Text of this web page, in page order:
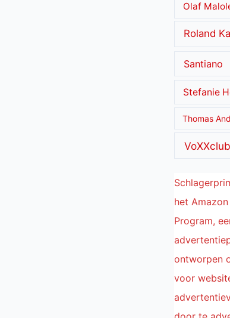
Olaf
Roland
Santiano
Stefanie
Thomas
VoXXclub
het
Program,
ontworpen
voor